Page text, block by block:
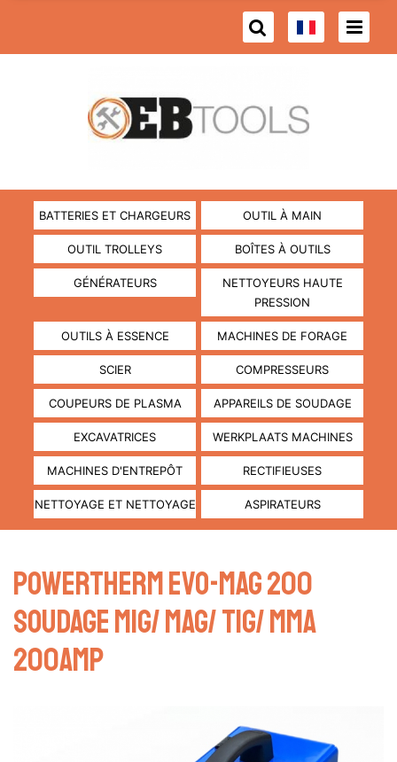
BATTERIES ET CHARGEURS OUTIL À MAIN
OUTIL TROLLEYS BOÎTES À OUTILS
GÉNÉRATEURS
NETTOYEURS HAUTE
PRESSION
OUTILS À ESSENCE MACHINES DE FORAGE
SCIER COMPRESSEURS
COUPEURS DE PLASMA APPAREILS DE SOUDAGE
EXCAVATRICES WERKPLAATS MACHINES
MACHINES D'ENTREPÔT RECTIFIEUSES
NETTOYAGE ET NETTOYAGE ASPIRATEURS
POWERTHERM EVO-MAG 200
SOUDAGE MIG/ MAG/ TIG/ MMA
200AMP